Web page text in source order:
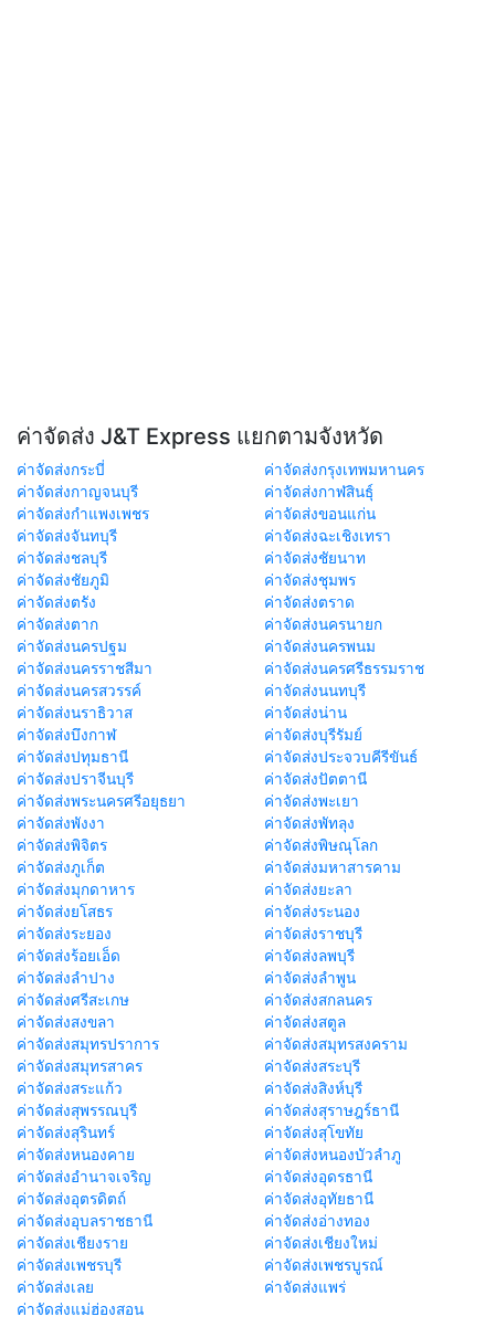
ค่าจัดส่ง J&T Express แยกตามจังหวัด
ค่าจัดส่งกระบี่
ค่าจัดส่งกรุงเทพมหานคร
ค่าจัดส่งกาญจนบุรี
ค่าจัดส่งกาฬสินธุ์
ค่าจัดส่งกำแพงเพชร
ค่าจัดส่งขอนแก่น
ค่าจัดส่งจันทบุรี
ค่าจัดส่งฉะเชิงเทรา
ค่าจัดส่งชลบุรี
ค่าจัดส่งชัยนาท
ค่าจัดส่งชัยภูมิ
ค่าจัดส่งชุมพร
ค่าจัดส่งตรัง
ค่าจัดส่งตราด
ค่าจัดส่งตาก
ค่าจัดส่งนครนายก
ค่าจัดส่งนครปฐม
ค่าจัดส่งนครพนม
ค่าจัดส่งนครราชสีมา
ค่าจัดส่งนครศรีธรรมราช
ค่าจัดส่งนครสวรรค์
ค่าจัดส่งนนทบุรี
ค่าจัดส่งนราธิวาส
ค่าจัดส่งน่าน
ค่าจัดส่งบึงกาฬ
ค่าจัดส่งบุรีรัมย์
ค่าจัดส่งปทุมธานี
ค่าจัดส่งประจวบคีรีขันธ์
ค่าจัดส่งปราจีนบุรี
ค่าจัดส่งปัตตานี
ค่าจัดส่งพระนครศรีอยุธยา
ค่าจัดส่งพะเยา
ค่าจัดส่งพังงา
ค่าจัดส่งพัทลุง
ค่าจัดส่งพิจิตร
ค่าจัดส่งพิษณุโลก
ค่าจัดส่งภูเก็ต
ค่าจัดส่งมหาสารคาม
ค่าจัดส่งมุกดาหาร
ค่าจัดส่งยะลา
ค่าจัดส่งยโสธร
ค่าจัดส่งระนอง
ค่าจัดส่งระยอง
ค่าจัดส่งราชบุรี
ค่าจัดส่งร้อยเอ็ด
ค่าจัดส่งลพบุรี
ค่าจัดส่งลำปาง
ค่าจัดส่งลำพูน
ค่าจัดส่งศรีสะเกษ
ค่าจัดส่งสกลนคร
ค่าจัดส่งสงขลา
ค่าจัดส่งสตูล
ค่าจัดส่งสมุทรปราการ
ค่าจัดส่งสมุทรสงคราม
ค่าจัดส่งสมุทรสาคร
ค่าจัดส่งสระบุรี
ค่าจัดส่งสระแก้ว
ค่าจัดส่งสิงห์บุรี
ค่าจัดส่งสุพรรณบุรี
ค่าจัดส่งสุราษฎร์ธานี
ค่าจัดส่งสุรินทร์
ค่าจัดส่งสุโขทัย
ค่าจัดส่งหนองคาย
ค่าจัดส่งหนองบัวลำภู
ค่าจัดส่งอำนาจเจริญ
ค่าจัดส่งอุดรธานี
ค่าจัดส่งอุตรดิตถ์
ค่าจัดส่งอุทัยธานี
ค่าจัดส่งอุบลราชธานี
ค่าจัดส่งอ่างทอง
ค่าจัดส่งเชียงราย
ค่าจัดส่งเชียงใหม่
ค่าจัดส่งเพชรบุรี
ค่าจัดส่งเพชรบูรณ์
ค่าจัดส่งเลย
ค่าจัดส่งแพร่
ค่าจัดส่งแม่ฮ่องสอน